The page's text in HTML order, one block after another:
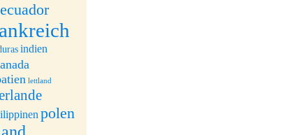
ecuador
indien
lettland
polen